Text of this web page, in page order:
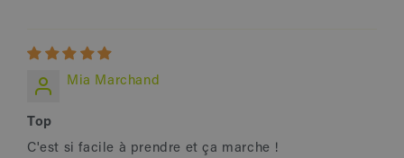
Mia Marchand
Top
C'est si facile à prendre et ça marche !